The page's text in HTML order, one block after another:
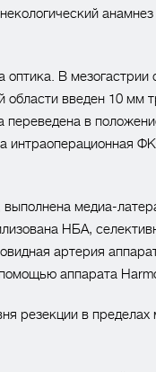
В мезогастрии
введен 10 мм
в
интраоперационная
медиа-
НБА,
артерия
аппарата
резекции в пределах